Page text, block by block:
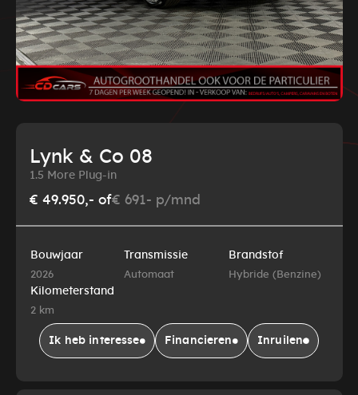
Lynk & Co 08
1.5 More Plug-in
€ 49.950,- of€ 691- p/mnd
Bouwjaar
2026
Transmissie
Automaat
Brandstof
Hybride (Benzine)
Kilometerstand
2 km
Ik heb interesse Financieren Inruilen